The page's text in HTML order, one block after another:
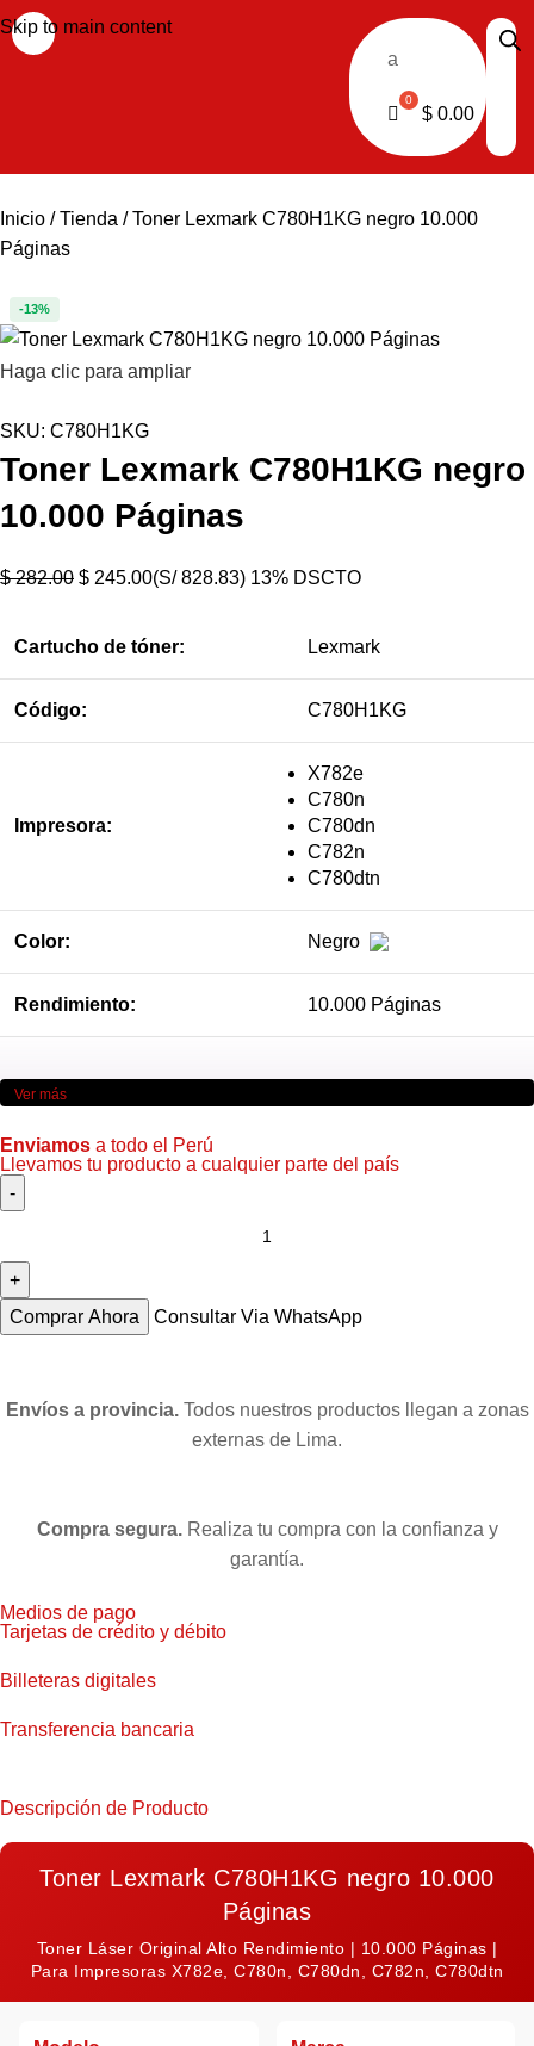
Skip to main content
a
$ 0.00
Inicio Tienda
Toner Lexmark C780H1KG negro 10.000
Páginas
-13%
Haga clic para ampliar
SKU: C780H1KG
Toner Lexmark C780H1KG negro
10.000 Páginas
$282.00 $ 245.00(S/ 828.83) 13% DSCTO
Cartucho de tóner: Lexmark
Código: C780H1KG
Impresora:
X782e
C780n
C780dn
C782n
C780dtn
Color: Negro
Rendimiento: 10.000 Páginas
Ver más
Enviamos a todo el Perú
Llevamos tu producto a cualquier parte del país
Comprar Ahora Consultar Via WhatsApp
Envíos a provincia.Todos nuestros productos llegan a zonas
externas de Lima.
Compra segura.Realiza tu compra con la confianza y
garantía.
Medios de pago
Tarjetas de crédito y débito
Billeteras digitales
Transferencia bancaria
Descripción de Producto
Toner Lexmark C780H1KG negro 10.000
Páginas
Toner Láser Original Alto Rendimiento | 10.000 Páginas |
Para Impresoras X782e, C780n, C780dn, C782n, C780dtn